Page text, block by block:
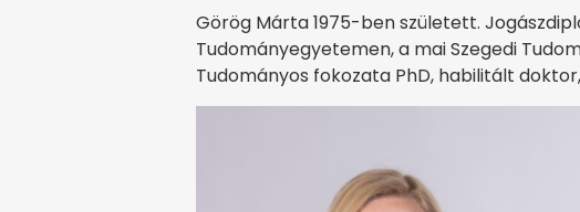
Görög Márta 1975-ben született.
Tudományegyetemen, a mai Szegedi
Tudományos fokozata PhD, habilitált